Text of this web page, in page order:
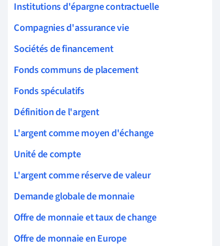
Institutions d'épargne contractuelle
Compagnies d'assurance vie
Sociétés de financement
Fonds communs de placement
Fonds spéculatifs
Définition de l'argent
L'argent comme moyen d'échange
Unité de compte
L'argent comme réserve de valeur
Demande globale de monnaie
Offre de monnaie et taux de change
Offre de monnaie en Europe